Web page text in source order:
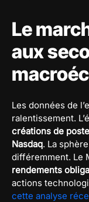
Le
aux
Les données de
ralentissement.
créations de
Nasdaq. La
différemment. Le
rendements
actions
cette analyse